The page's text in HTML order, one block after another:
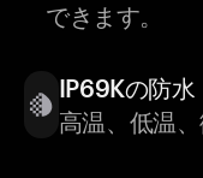
できます。
IP69Kの防水
高温、低温